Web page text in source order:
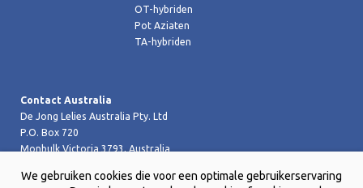
OT-hybriden
Pot Aziaten
TA-hybriden
Contact Australia
De Jong Lelies Australia Pty. Ltd
P.O. Box 720
Monbulk Victoria 3793, Australia
T +61 (0)359 619 188
We gebruiken cookies die voor een optimale gebruikerservaring